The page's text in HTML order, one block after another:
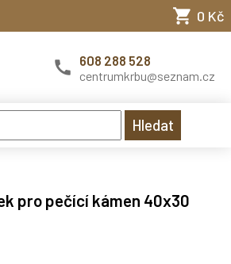
0 Kč
608 288 528
centrumkrbu@seznam.cz
pro pečící kámen 40x30